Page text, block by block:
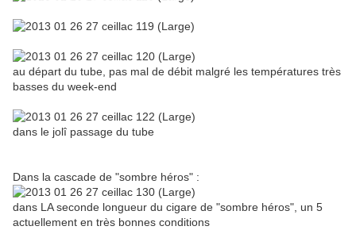
au départ du tube, pas mal de débit malgré les températures très
basses du week-end
dans le jolî passage du tube
Dans la cascade de "sombre héros" :
dans LA seconde longueur du cigare de "sombre héros", un 5
actuellement en très bonnes conditions